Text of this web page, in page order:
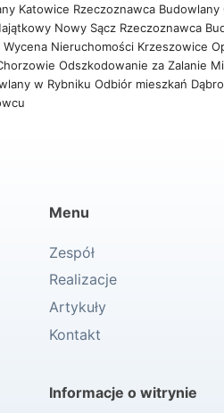
Katowice Rzeczoznawca
Nowy Sącz Rzeczoznawca
Wycena Nieruchomości Krzeszowice
Odszkodowanie za Zalanie
w RybnikuOdbiór mieszkań
Menu
Zespół
Realizacje
Artykuły
Kontakt
Informacje o witrynie